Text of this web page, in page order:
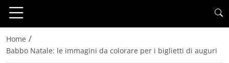
Home /
Babbo Natale: le immagini da colorare per i biglietti di auguri